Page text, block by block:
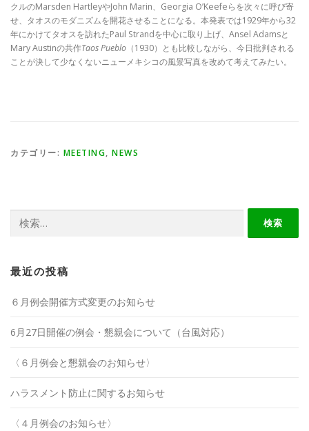
クルのMarsden HartleyやJohn Marin、Georgia O’Keefeらを次々に呼び寄
せ、タオスのモダニズムを開花させることになる。本発表では1929年から32
年にかけてタオスを訪れたPaul Strandを中心に取り上げ、Ansel Adamsと
Mary Austinの共作Taos Pueblo （1930）とも比較しながら、今日批判される
ことが決して少なくないニューメキシコの風景写真を改めて考えてみたい。
カテゴリー: MEETING, NEWS
索:
最近の投稿
６月例会開催方式変更のお知らせ
6月27日開催の例会・懇親会について（台風対応）
〈６月例会と懇親会のお知らせ〉
ハラスメント防止に関するお知らせ
〈４月例会のお知らせ〉